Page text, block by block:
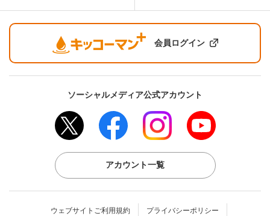
会員ログイン
ソーシャルメディア公式アカウント
アカウント一覧
ウェブサイトご利用規約 プライバシーポリシー